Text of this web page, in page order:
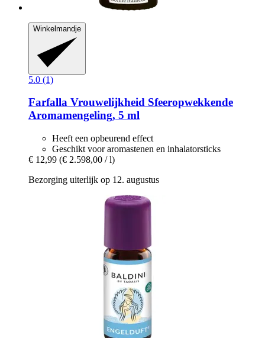
Winkelmandje
5.0 (1)
Farfalla Vrouwelijkheid Sfeeropwekkende
Aromamengeling, 5 ml
Heeft een opbeurend effect
Geschikt voor aromastenen en inhalatorsticks
€ 12,99 (€ 2.598,00 / l)
Bezorging uiterlijk op 12. augustus